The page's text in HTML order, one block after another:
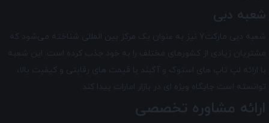
شعبه دبی
شعبه دبی مارکت7 نیز به عنوان یک مرکز بین‌ المللی شناخته می‌شود که
مشتریان زیادی از کشورهای مختلف را به خود جذب کرده است. این شعبه
با ارائه لپ تاپ های استوک و آکبند با قیمت های رقابتی و کیفیت بالا،
توانسته است جایگاه ویژه ای در بازار امارات پیدا کند.
ارائه مشاوره تخصصی